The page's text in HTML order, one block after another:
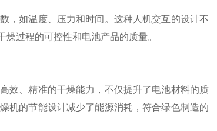
如温度、压力和时间。这种人机交互的设计不
过程的可控性和电池产品的质量。
、精准的干燥能力，不仅提升了电池材料的质
机的节能设计减少了能源消耗，符合绿色制造的